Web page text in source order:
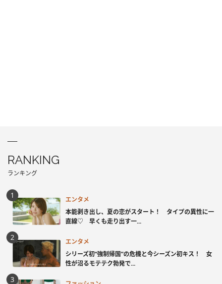
RANKING
ランキング
エンタメ
本能剥き出し、夏の恋がスタート！ タイプの異性に一
直線♡ 早くも走り出す一...
エンタメ
シリーズ初“強制帰国”の危機と今シーズン初キス！ 女
性が沼るモテテク勃発で...